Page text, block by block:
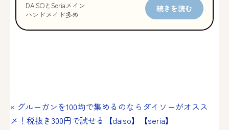
DAISOとSeriaメイン
ハンドメイド多め
続きを読む
投
« グルーガンを100均で集めるのならダイソーがオスス
メ！税抜き300円で試せる【daiso】【seria】